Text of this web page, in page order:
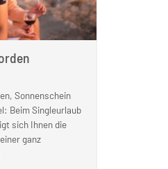
Sonnenschein
Beim Singleurlaub
sich Ihnen die
ganz